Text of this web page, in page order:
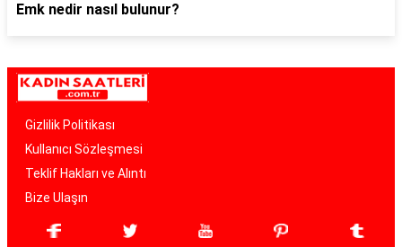
Emk nedir nasıl bulunur?
Gizlilik Politikası
Kullanıcı Sözleşmesi
Teklif Hakları ve Alıntı
Bize Ulaşın